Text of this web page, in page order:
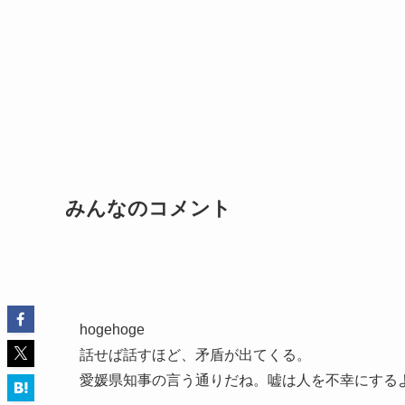
みんなのコメント
hogehoge
話せば話すほど、矛盾が出てくる。
愛媛県知事の言う通りだね。嘘は人を不幸にする